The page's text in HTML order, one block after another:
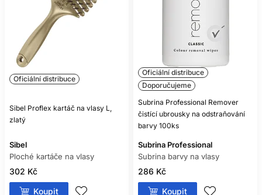
Oficiální distribuce
Sibel Proflex kartáč na vlasy L,
zlatý
Sibel
Ploché kartáče na vlasy
302 Kč
Koupit
Oficiální distribuce
Doporučujeme
Subrina Professional Remover
čistící ubrousky na odstraňování
barvy 100ks
Subrina Professional
Subrina barvy na vlasy
286 Kč
Koupit